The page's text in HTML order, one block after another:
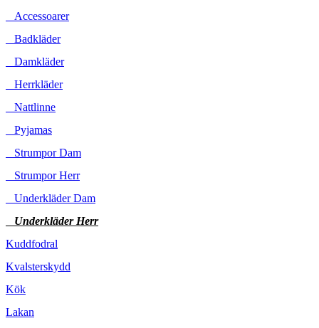
Accessoarer
Badkläder
Damkläder
Herrkläder
Nattlinne
Pyjamas
Strumpor Dam
Strumpor Herr
Underkläder Dam
Underkläder Herr
Kuddfodral
Kvalsterskydd
Kök
Lakan